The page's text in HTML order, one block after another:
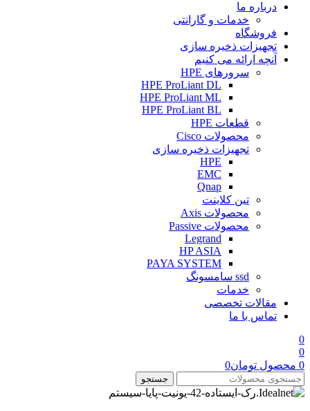
درباره ما
خدمات و گارانتی
فروشگاه
تجهیزات ذخیره سازی
آنچه ارائه می کنیم
سرورهای HPE
HPE ProLiant DL
HPE ProLiant ML
HPE ProLiant BL
قطعات HPE
محصولات Cisco
تجهیزات ذخیره سازی
HPE
EMC
Qnap
تین کلاینت
محصولات Axis
محصولات Passive
Legrand
HP ASIA
PAYA SYSTEM
ssd سامسونگ
خدمات
مقالات تخصصی
تماس با ما
0
0
0 محصول تومان0
جستجو